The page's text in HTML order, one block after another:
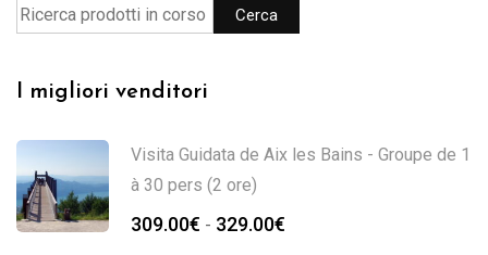
Cerca
I migliori venditori
Visita Guidata de Aix les Bains - Groupe de 1
à 30 pers (2 ore)
309.00€ - 329.00€